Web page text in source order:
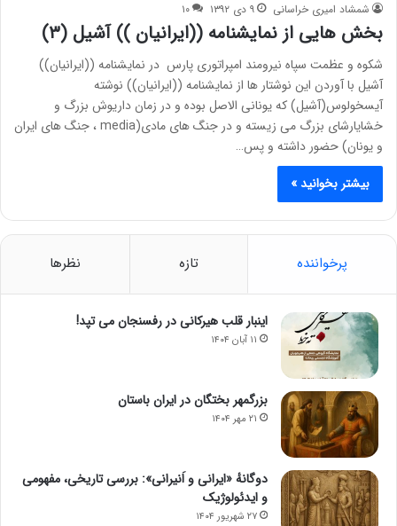
شمشاد امیری خراسانی ۹ دی ۱۳۹۲ ۱۰
بخش هایی از نمایشنامه ((ایرانیان )) آشیل (۳)
شکوه و عظمت سپاه نیرومند امپراتوری پارس در نمایشنامه ((ایرانیان))
آشیل با آوردن این نوشتار ها از نمایشنامه ((ایرانیان)) نوشته
آیسخولوس(آشیل) که یونانی الاصل بوده و در زمان داریوش بزرگ و
خشایارشای بزرگ می زیسته و در جنگ های مادی(media ، جنگ های ایران
و یونان) حضور داشته و پس…
بیشتر بخوانید »
پرخواننده تازه نظرها
اینبار قلب هیرکانی در رفسنجان می تپد!
۱۱ آبان ۱۴۰۴
بزرگمهر بختگان در ایران باستان
۲۱ مهر ۱۴۰۴
دوگانهٔ «ایرانی و اَنیرانی»: بررسی تاریخی، مفهومی
و ایدئولوژیک
۲۷ شهریور ۱۴۰۴